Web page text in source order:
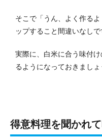
そこで「うん、よく作る
ップすること間違いなしで
実際に、白米に合う味付
るようになっておきましょ
得意料理を聞かれ